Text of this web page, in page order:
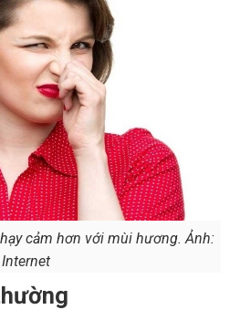
cảm hơn với mùi hương. Ảnh:
Internet